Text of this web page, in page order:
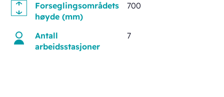
Forseglingsområdets
høyde (mm)
700
Antall
arbeidsstasjoner
7